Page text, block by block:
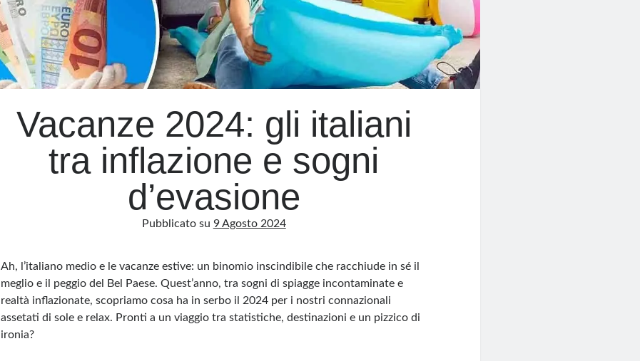
Vacanze 2024: gli italiani
tra inflazione e sogni
d’evasione
Pubblicato su 9 Agosto 2024
Ah, l’italiano medio e le vacanze estive: un binomio inscindibile che racchiude in sé il
meglio e il peggio del Bel Paese. Quest’anno, tra sogni di spiagge incontaminate e
realtà inflazionate, scopriamo cosa ha in serbo il 2024 per i nostri connazionali
assetati di sole e relax. Pronti a un viaggio tra statistiche, destinazioni e un pizzico di
ironia?